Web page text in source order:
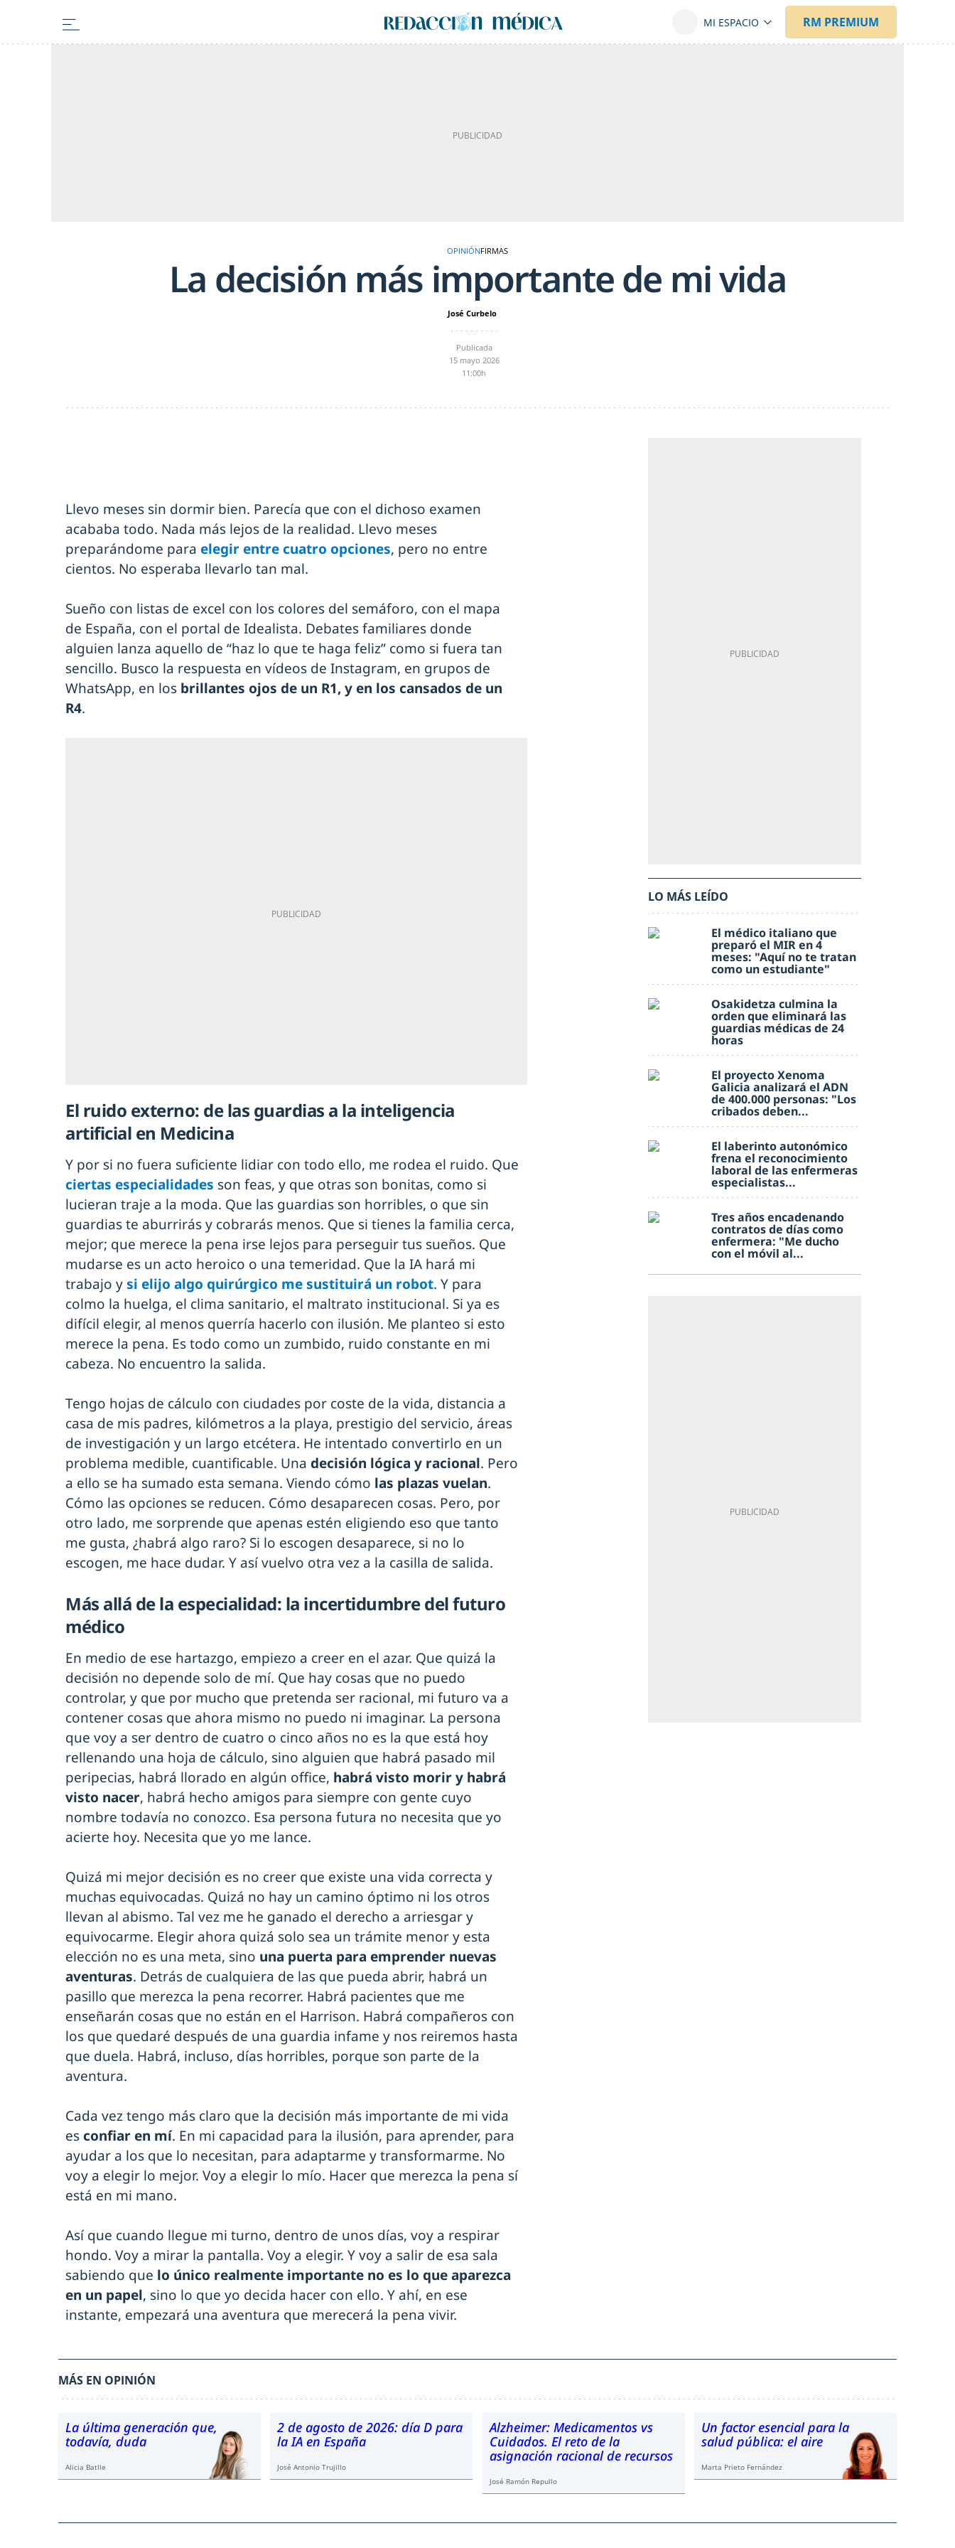
OPINIÓNFIRMAS
La decisión más importante de mi vida
José Curbelo
Publicada
15 mayo 2026
11:00h
Llevo meses sin dormir bien. Parecía que con el dichoso examen
acababa todo. Nada más lejos de la realidad. Llevo meses
preparándome para elegir entre cuatro opciones, pero no entre
cientos. No esperaba llevarlo tan mal.
Sueño con listas de excel con los colores del semáforo, con el mapa
de España, con el portal de Idealista. Debates familiares donde
alguien lanza aquello de “haz lo que te haga feliz” como si fuera tan
sencillo. Busco la respuesta en vídeos de Instagram, en grupos de
WhatsApp, en los brillantes ojos de un R1, y en los cansados de un
R4.
El ruido externo: de las guardias a la inteligencia
artificial en Medicina
Y por si no fuera suficiente lidiar con todo ello, me rodea el ruido. Que
ciertas especialidades son feas, y que otras son bonitas, como si
lucieran traje a la moda. Que las guardias son horribles, o que sin
guardias te aburrirás y cobrarás menos. Que si tienes la familia cerca,
mejor; que merece la pena irse lejos para perseguir tus sueños. Que
mudarse es un acto heroico o una temeridad. Que la IA hará mi
trabajo ysi elijo algo quirúrgico me sustituirá un robot. Y para
colmo la huelga, el clima sanitario, el maltrato institucional. Si ya es
difícil elegir, al menos querría hacerlo con ilusión. Me planteo si esto
merece la pena. Es todo como un zumbido, ruido constante en mi
cabeza. No encuentro la salida.
Tengo hojas de cálculo con ciudades por coste de la vida, distancia a
casa de mis padres, kilómetros a la playa, prestigio del servicio, áreas
de investigación y un largo etcétera. He intentado convertirlo en un
problema medible, cuantificable. Una decisión lógica y racional. Pero
a ello se ha sumado esta semana. Viendo cómo las plazas vuelan.
Cómo las opciones se reducen. Cómo desaparecen cosas. Pero, por
otro lado, me sorprende que apenas estén eligiendo eso que tanto
me gusta, ¿habrá algo raro? Si lo escogen desaparece, si no lo
escogen, me hace dudar. Y así vuelvo otra vez a la casilla de salida.
Más allá de la especialidad: la incertidumbre del futuro
médico
En medio de ese hartazgo, empiezo a creer en el azar. Que quizá la
decisión no depende solo de mí. Que hay cosas que no puedo
controlar, y que por mucho que pretenda ser racional, mi futuro va a
contener cosas que ahora mismo no puedo ni imaginar. La persona
que voy a ser dentro de cuatro o cinco años no es la que está hoy
rellenando una hoja de cálculo, sino alguien que habrá pasado mil
peripecias, habrá llorado en algún office, habrá visto morir y habrá
visto nacer, habrá hecho amigos para siempre con gente cuyo
nombre todavía no conozco. Esa persona futura no necesita que yo
acierte hoy. Necesita que yo me lance.
Quizá mi mejor decisión es no creer que existe una vida correcta y
muchas equivocadas. Quizá no hay un camino óptimo ni los otros
llevan al abismo. Tal vez me he ganado el derecho a arriesgar y
equivocarme. Elegir ahora quizá solo sea un trámite menor y esta
elección no es una meta, sino una puerta para emprender nuevas
aventuras. Detrás de cualquiera de las que pueda abrir, habrá un
pasillo que merezca la pena recorrer. Habrá pacientes que me
enseñarán cosas que no están en el Harrison. Habrá compañeros con
los que quedaré después de una guardia infame y nos reiremos hasta
que duela. Habrá, incluso, días horribles, porque son parte de la
aventura.
Cada vez tengo más claro que la decisión más importante de mi vida
es confiar en mí. En mi capacidad para la ilusión, para aprender, para
ayudar a los que lo necesitan, para adaptarme y transformarme. No
voy a elegir lo mejor. Voy a elegir lo mío. Hacer que merezca la pena sí
está en mi mano.
Así que cuando llegue mi turno, dentro de unos días, voy a respirar
hondo. Voy a mirar la pantalla. Voy a elegir. Y voy a salir de esa sala
sabiendo que lo único realmente importante no es lo que aparezca
en un papel, sino lo que yo decida hacer con ello. Y ahí, en ese
instante, empezará una aventura que merecerá la pena vivir.
LO MÁS LEÍDO
El médico italiano que
preparó el MIR en 4
meses: "Aquí no te tratan
como un estudiante"
Osakidetza culmina la
orden que eliminará las
guardias médicas de 24
horas
El proyecto Xenoma
Galicia analizará el ADN
de 400.000 personas: "Los
cribados deben...
El laberinto autonómico
frena el reconocimiento
laboral de las enfermeras
especialistas...
Tres años encadenando
contratos de días como
enfermera: "Me ducho
con el móvil al...
MÁS EN OPINIÓN
La última generación que,
todavía, duda
Alicia Batlle
2 de agosto de 2026: día D para
la IA en España
José Antonio Trujillo
Alzheimer: Medicamentos vs
Cuidados. El reto de la
asignación racional de recursos
José Ramón Repullo
Un factor esencial para la
salud pública: el aire
Marta Prieto Fernández